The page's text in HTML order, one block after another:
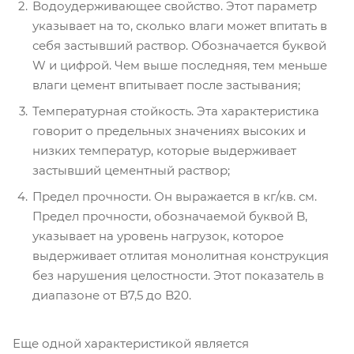
Водоудерживающее свойство. Этот параметр
указывает на то, сколько влаги может впитать в
себя застывший раствор. Обозначается буквой
W и цифрой. Чем выше последняя, тем меньше
влаги цемент впитывает после застывания;
Температурная стойкость. Эта характеристика
говорит о предельных значениях высоких и
низких температур, которые выдерживает
застывший цементный раствор;
Предел прочности. Он выражается в кг/кв. см.
Предел прочности, обозначаемой буквой B,
указывает на уровень нагрузок, которое
выдерживает отлитая монолитная конструкция
без нарушения целостности. Этот показатель в
диапазоне от B7,5 до B20.
Еще одной характеристикой является